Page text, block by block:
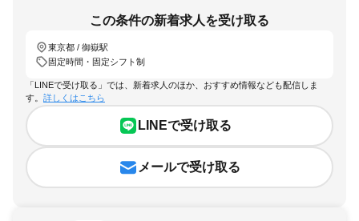
この条件の新着求人を受け取る
東京都 / 御嶽駅
固定時間・固定シフト制
「LINEで受け取る」では、新着求人のほか、おすすめ情報なども配信しま
す。 詳しくはこちら
LINEで受け取る
メールで受け取る